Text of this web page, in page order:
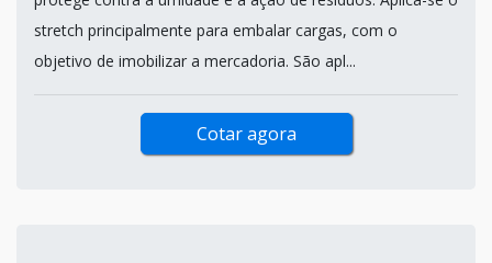
stretch principalmente para embalar cargas, com o
objetivo de imobilizar a mercadoria. São apl...
Cotar agora